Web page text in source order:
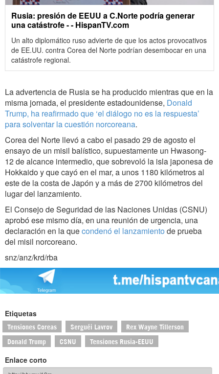
Rusia: presión de EEUU a C.Norte podría generar
una catástrofe - - HispanTV.com
Un alto diplomático ruso advierte de que los actos provocativos
de EE.UU. contra Corea del Norte podrían desembocar en una
catástrofe regional.
La advertencia de Rusia se ha producido mientras que en la
misma jornada, el presidente estadounidense, Donald
Trump, ha reafirmado que ‘el diálogo no es la respuesta’
para solventar la cuestión norcoreana.
Corea del Norte llevó a cabo el pasado 29 de agosto el
ensayo de un misil balístico, supuestamente un Hwasong-
12 de alcance intermedio, que sobrevoló la isla japonesa de
Hokkaido y que cayó en el mar, a unos 1180 kilómetros al
este de la costa de Japón y a más de 2700 kilómetros del
lugar del lanzamiento.
El Consejo de Seguridad de las Naciones Unidas (CSNU)
aprobó ese mismo día, en una reunión de urgencia, una
declaración en la quecondenó el lanzamiento de prueba
del misil norcoreano.
snz/anz/krd/rba
Etiquetas
Tensiones Coreas Serguéi Lavrov Rex Wayne Tillerson
Donald Trump CSNU Tensiones Rusia-EEUU
Enlace corto